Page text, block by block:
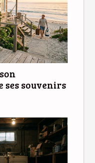
ses souvenirs